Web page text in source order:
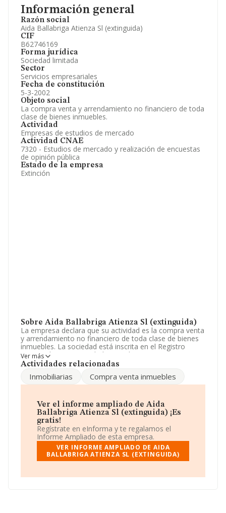
Información general
Razón social
Aida Ballabriga Atienza Sl (extinguida)
CIF
B62746169
Forma jurídica
Sociedad limitada
Sector
Servicios empresariales
Fecha de constitución
5-3-2002
Objeto social
La compra venta y arrendamiento no financiero de toda
clase de bienes inmuebles.
Actividad
Empresas de estudios de mercado
Actividad CNAE
7320 - Estudios de mercado y realización de encuestas
de opinión pública
Estado de la empresa
Extinción
Sobre Aida Ballabriga Atienza Sl (extinguida)
La empresa declara que su actividad es la compra venta
y arrendamiento no financiero de toda clase de bienes
inmuebles. La sociedad está inscrita en el Registro
Mercantil como Sociedad Limitada. Su CNAE
corresponde a 7320 con código 'Estudio de mercado y
compañía no tiene actividad en mercados exteriores.
(extinguida), NIF B62746169, tiene domicilio fiscal en
Calle Fernando Poo núm. 59 Bj, (08005), en el municipio
de Barcelona, Cataluña.
En relación con el sector y disponiendo de los datos de
hasta 8.555 empresas, en el ámbito nacional la
facturación alcanza la cifra de 1.308 millones de euros y
se calcula un promedio de facturación de 152 mil euros
información de interés en el ámbito sectorial, la media
Ver más
Actividades relacionadas
Inmobiliarias Compra venta inmuebles
Ver el informe ampliado de Aida
Ballabriga Atienza Sl (extinguida) ¡Es
gratis!
Regístrate en eInforma y te regalamos el
Informe Ampliado de esta empresa.
VER INFORME AMPLIADO DE AIDA
BALLABRIGA ATIENZA SL (EXTINGUIDA)
Información oficial y registral complementaria.